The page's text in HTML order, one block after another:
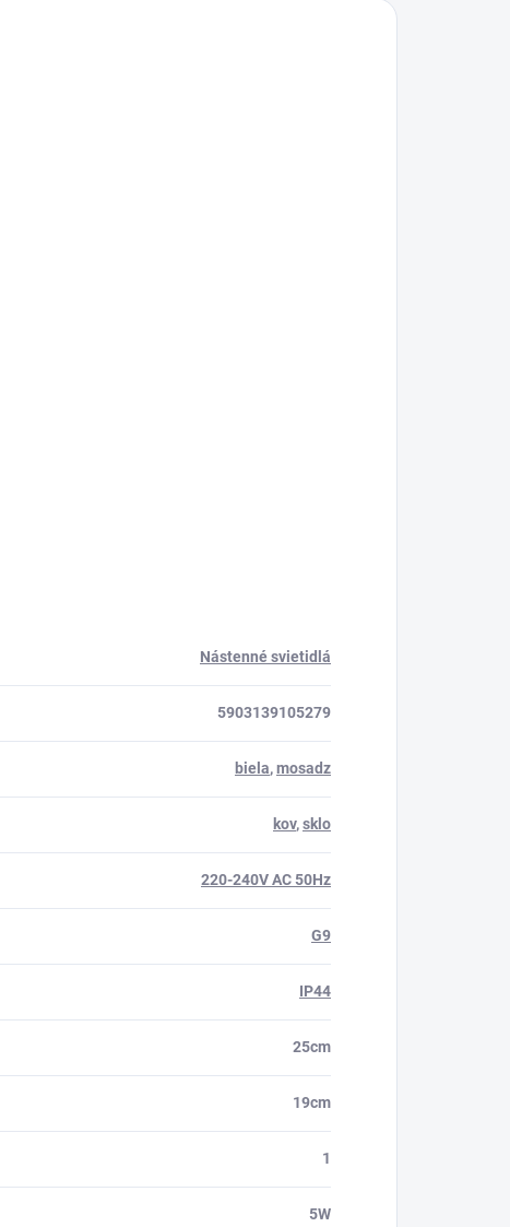
Nástenné svietidlá
5903139105279
biela,mosadz
kov,sklo
220-240V AC 50Hz
G9
IP44
25cm
19cm
1
5W